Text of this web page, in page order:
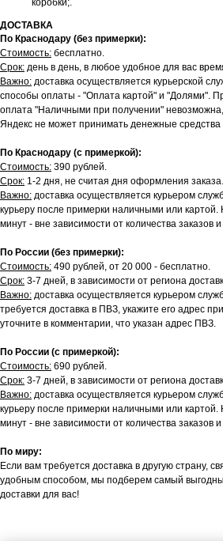
коробки;.
ДОСТАВКА
По Краснодару (без примерки):
Стоимость: бесплатно.
Срок: день в день, в любое удобное для вас
Важно: доставка осуществляется курьерской
способы оплаты - "Оплата картой" и "Долями".
оплата "Наличными при получении" невозможна,
Яндекс не может принимать денежные средства
По Краснодару (с примеркой):
Стоимость: 390 рублей.
Срок: 1-2 дня, не считая дня оформления заказа.
Важно: доставка осуществляется курьером
курьеру после примерки наличными или картой.
минут - вне зависимости от количества заказов
По России (без примерки):
Стоимость: 490 рублей, от 20 000 - бесплатно.
Срок: 3-7 дней, в зависимости от региона
Важно: доставка осуществляется курьером
требуется доставка в ПВЗ, укажите его адрес
уточните в комментарии, что указан адрес ПВЗ.
По России (с примеркой):
Стоимость: 690 рублей.
Срок: 3-7 дней, в зависимости от региона
Важно: доставка осуществляется курьером
курьеру после примерки наличными или картой.
минут - вне зависимости от количества заказов
По миру:
Если вам требуется доставка в другую страну,
удобным способом, мы подберем самый
доставки для вас!